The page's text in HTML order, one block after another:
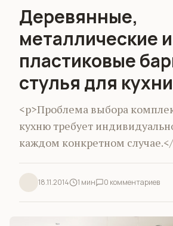
Деревянные,
металлические и
пластиковые
стулья для кухни
<p>Проблема выбора
кухню требует
каждом конкретном
18.11.2014 1 мин 0 комментариев